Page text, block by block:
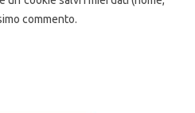
commento.